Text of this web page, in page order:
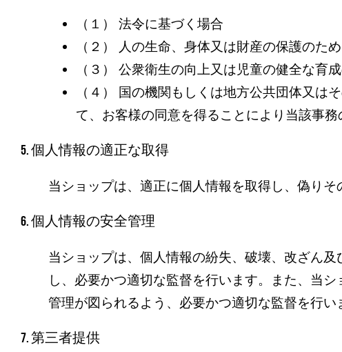
（１） 法令に基づく場合
（２） 人の生命、身体又は財産の保護のた
（３） 公衆衛生の向上又は児童の健全な育
（４） 国の機関もしくは地方公共団体又
て、お客様の同意を得ることにより当該事
5. 個人情報の適正な取得
当ショップは、適正に個人情報を取得し、偽りそ
6. 個人情報の安全管理
当ショップは、個人情報の紛失、破壊、改ざん
し、必要かつ適切な監督を行います。また、当
管理が図られるよう、必要かつ適切な監督を行い
7. 第三者提供